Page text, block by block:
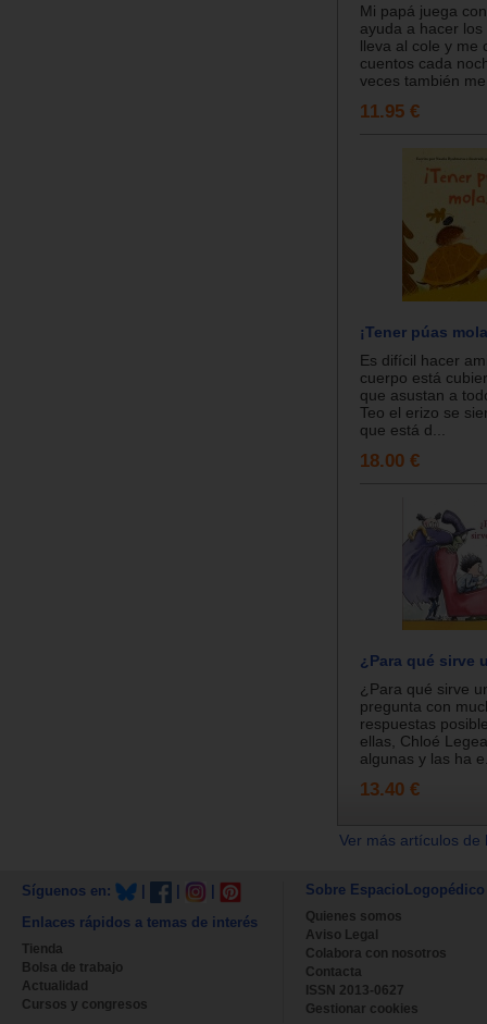
Mi papá juega
ayuda a hacer
lleva al cole y me
cuentos cada
veces también
11.95 €
¡Tener púas
Es difícil hacer
cuerpo está
que asustan a
Teo el erizo se
que está d...
18.00 €
¿Para qué sirve
¿Para qué sirve
pregunta con
respuestas
ellas, Chloé
algunas y las ha
13.40 €
Ver más artículos
Síguenos en:
Enlaces rápidos a temas de interés
Tienda
Bolsa de trabajo
Actualidad
Cursos y congresos
Sobre EspacioLogopédico
Quienes somos
Aviso Legal
Colabora con nosotros
Contacta
ISSN 2013-0627
Gestionar cookies